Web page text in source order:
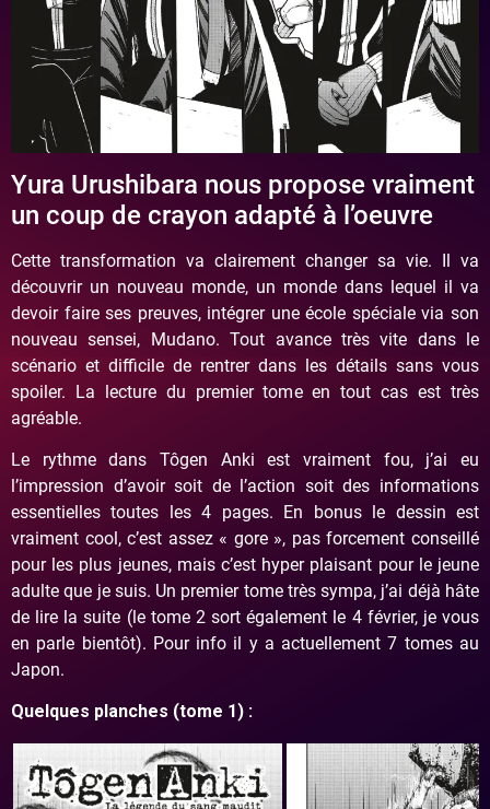
Yura Urushibara nous propose vraiment
un coup de crayon adapté à l’oeuvre
Cette transformation va clairement changer sa vie. Il va
découvrir un nouveau monde, un monde dans lequel il va
devoir faire ses preuves, intégrer une école spéciale via son
nouveau sensei, Mudano. Tout avance très vite dans le
scénario et difficile de rentrer dans les détails sans vous
spoiler. La lecture du premier tome en tout cas est très
agréable.
Le rythme dans Tôgen Anki est vraiment fou, j’ai eu
l’impression d’avoir soit de l’action soit des informations
essentielles toutes les 4 pages. En bonus le dessin est
vraiment cool, c’est assez « gore », pas forcement conseillé
pour les plus jeunes, mais c’est hyper plaisant pour le jeune
adulte que je suis. Un premier tome très sympa, j’ai déjà hâte
de lire la suite (le tome 2 sort également le 4 février, je vous
en parle bientôt). Pour info il y a actuellement 7 tomes au
Japon.
Quelques planches (tome 1) :